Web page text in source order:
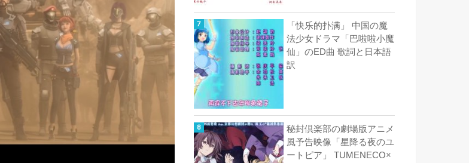
「快乐的扑满」 中国の魔
法少女ドラマ「巴啦啦小魔
仙」のED曲 歌詞と日本語
訳
秘封倶楽部の劇場版アニメ
風予告映像「星降る夜のユ
ートピア」 TUMENECO×